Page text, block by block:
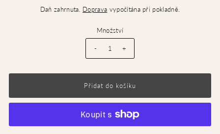
Daň zahrnuta. Doprava vypočítána při pokladně.
Množství
- +